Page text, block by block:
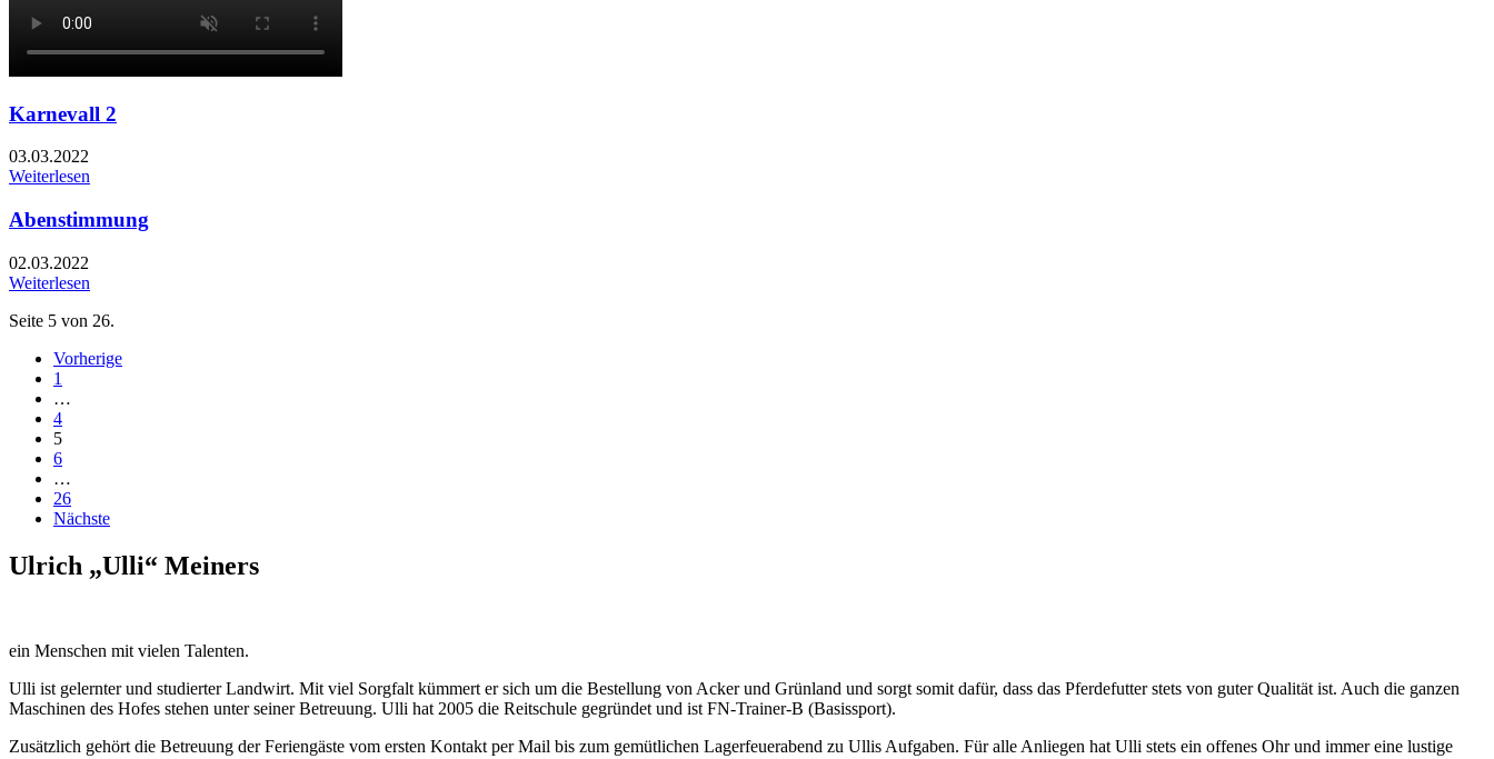
Karnevall 2
03.03.2022
Weiterlesen
Abenstimmung
02.03.2022
Weiterlesen
Seite 5 von 26.
Vorherige
1
…
4
5
6
…
26
Nächste
Ulrich „Ulli“ Meiners
ein Menschen mit vielen Talenten.
Ulli ist gelernter und studierter Landwirt. Mit viel Sorgfalt kümmert er sich um die Bestellung von Acker und Grünland und sorgt somit dafür, dass das Pferdefutter stets von guter Qualität ist. Auch die ganzen
Maschinen des Hofes stehen unter seiner Betreuung. Ulli hat 2005 die Reitschule gegründet und ist FN-Trainer-B (Basissport).
Zusätzlich gehört die Betreuung der Feriengäste vom ersten Kontakt per Mail bis zum gemütlichen Lagerfeuerabend zu Ullis Aufgaben. Für alle Anliegen hat Ulli stets ein offenes Ohr und immer eine lustige